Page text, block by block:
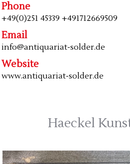
Phone
+49(0)251 45339 +491712669509
Email
info@antiquariat-solder.de
Website
www.antiquariat-solder.de
Haeckel